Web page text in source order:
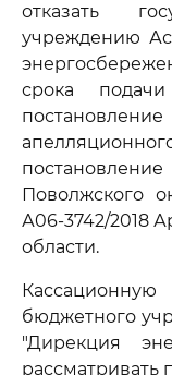
отказать
учреждению
срока
Поволжского
А06-3742/2018
области.
бюджетного
"Дирекция
рассматривать